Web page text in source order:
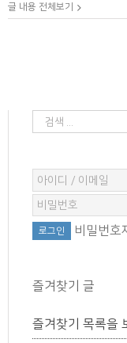
글 내용 전체보기
비밀번호
즐겨찾기 글
즐겨찾기 목록을